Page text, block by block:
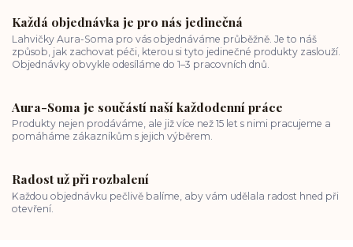
Každá objednávka je pro nás jedinečná
Lahvičky Aura-Soma pro vás objednáváme průběžně. Je to náš
způsob, jak zachovat péči, kterou si tyto jedinečné produkty zaslouží.
Objednávky obvykle odesíláme do 1–3 pracovních dnů.
Aura-Soma je součástí naší každodenní práce
Produkty nejen prodáváme, ale již více než 15 let s nimi pracujeme a
pomáháme zákazníkům s jejich výběrem.
Radost už při rozbalení
Každou objednávku pečlivě balíme, aby vám udělala radost hned při
otevření.